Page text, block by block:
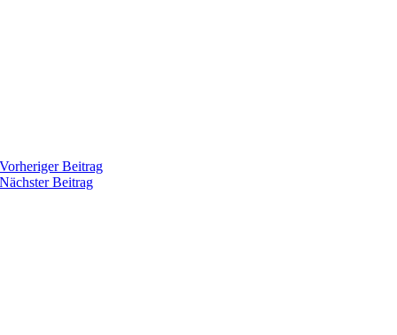
Vorheriger Beitrag
Nächster Beitrag